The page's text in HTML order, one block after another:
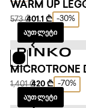
WARM UP
573 ₾401.1 ₾ -30%
ᲐᲣᲗᲚᲔᲢᲘ
MICROTRONE
1,401 ₾420 ₾ -70%
ᲐᲣᲗᲚᲔᲢᲘ